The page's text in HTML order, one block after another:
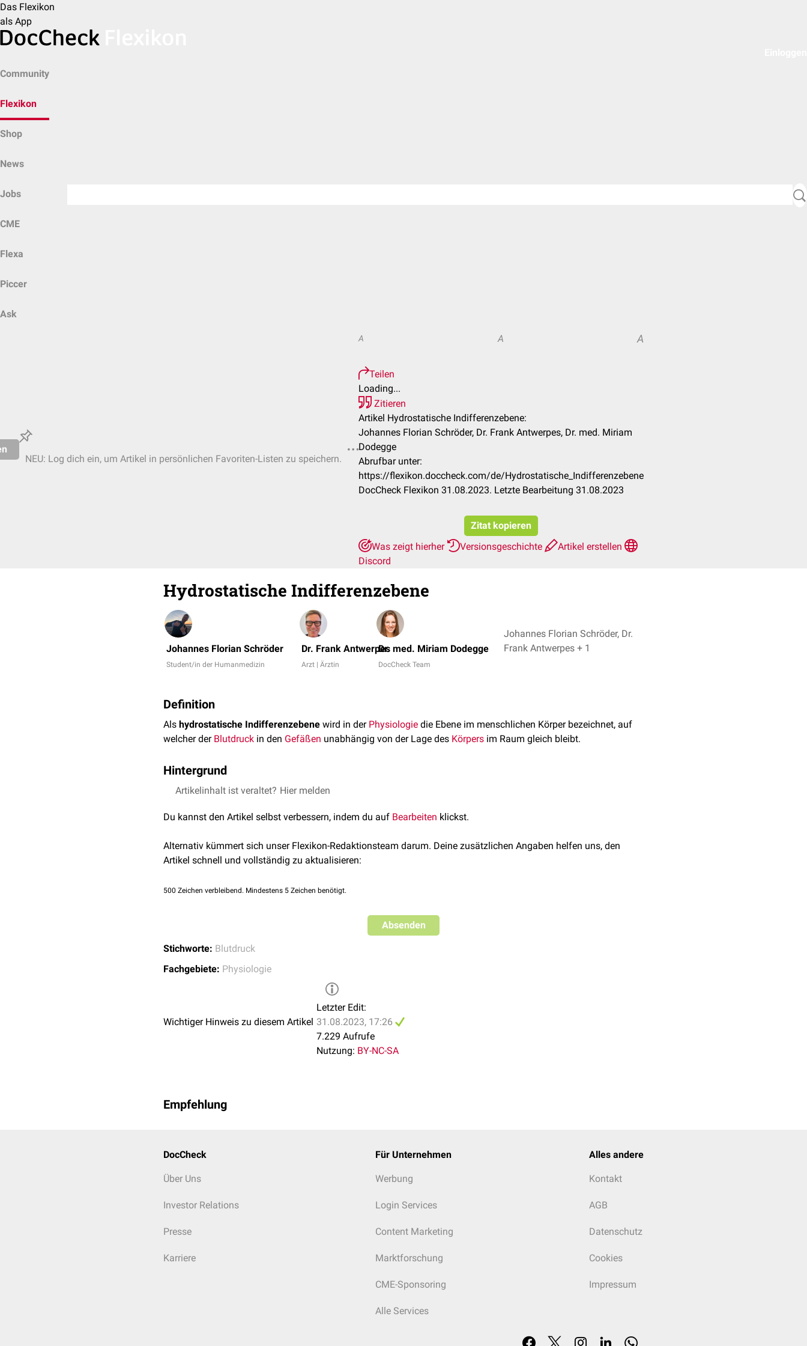
Das Flexikon
als App
Community
Flexikon
Shop
News
Jobs
CME
Flexa
Piccer
Ask
NEU: Log dich ein, um Artikel in persönlichen Favoriten-Listen zu speichern.
A A A
Teilen
Loading...
Zitieren
Artikel Hydrostatische Indifferenzebene:
Johannes Florian Schröder, Dr. Frank Antwerpes, Dr. med. Miriam
Dodegge
Abrufbar unter:
https://flexikon.doccheck.com/de/Hydrostatische_Indifferenzebene
DocCheck Flexikon 31.08.2023. Letzte Bearbeitung 31.08.2023
Zitat kopieren
Was zeigt hierher
Versionsgeschichte
Artikel erstellen
Discord
Hydrostatische Indifferenzebene
Johannes Florian Schröder
Student/in der Humanmedizin
Dr. Frank Antwerpes
Arzt | Ärztin
Dr. med. Miriam Dodegge
DocCheck Team
Johannes Florian Schröder, Dr.
Frank Antwerpes + 1
Definition
Als hydrostatische Indifferenzebene wird in der Physiologie die Ebene im menschlichen Körper bezeichnet, auf
welcher der Blutdruck in den Gefäßen unabhängig von der Lage des Körpers im Raum gleich bleibt.
Hintergrund
DiehydrostatischeIndifferenzebene befindet sich etwa 5 bis 10 cm unterhalb des
Ebene ist es andersherum.
Artikelinhalt ist veraltet? Hier melden
Du kannst den Artikel selbst verbessern, indem du auf Bearbeiten klickst.
Alternativ kümmert sich unser Flexikon-Redaktionsteam darum. Deine zusätzlichen Angaben helfen uns, den
Artikel schnell und vollständig zu aktualisieren:
500 Zeichen verbleibend. Mindestens 5 Zeichen benötigt.
Absenden
Stichworte: Blutdruck
Fachgebiete: Physiologie
Wichtiger Hinweis zu diesem Artikel
Letzter Edit:
31.08.2023, 17:26
7.229 Aufrufe
Nutzung: BY-NC-SA
Empfehlung
DocCheck
Über Uns
Investor Relations
Presse
Karriere
Für Unternehmen
Werbung
Login Services
Content Marketing
Marktforschung
CME-Sponsoring
Alle Services
Alles andere
Kontakt
AGB
Datenschutz
Cookies
Impressum